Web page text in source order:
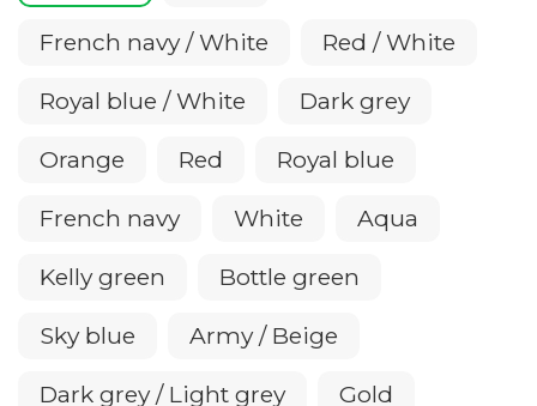
French navy / White Red / White
Royal blue / White Dark grey
Orange Red Royal blue
French navy White Aqua
Kelly green Bottle green
Sky blue Army / Beige
Dark grey / Light grey Gold